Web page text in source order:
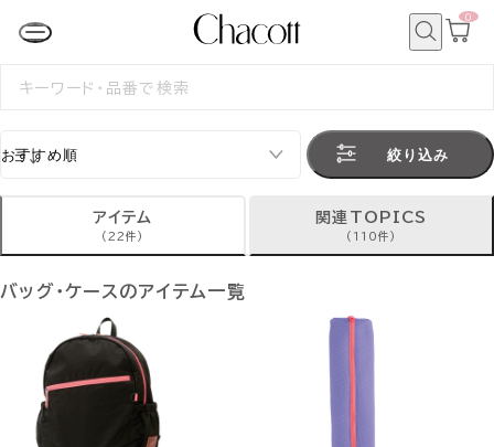
カ
0
検
絞り込み
アイテム
(22件)
関連TOPICS
(110件)
バッグ・ケースのアイテム一覧